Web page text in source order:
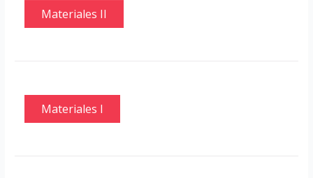
Materiales II
Materiales I